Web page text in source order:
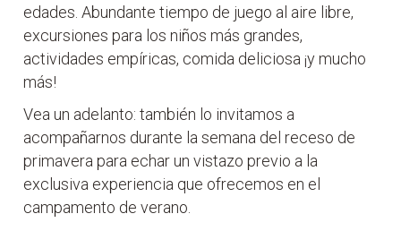
edades. Abundante tiempo de juego al aire libre,
excursiones para los niños más grandes,
actividades empíricas, comida deliciosa ¡y mucho
más!
Vea un adelanto: también lo invitamos a
acompañarnos durante la semana del receso de
primavera para echar un vistazo previo a la
exclusiva experiencia que ofrecemos en el
campamento de verano.